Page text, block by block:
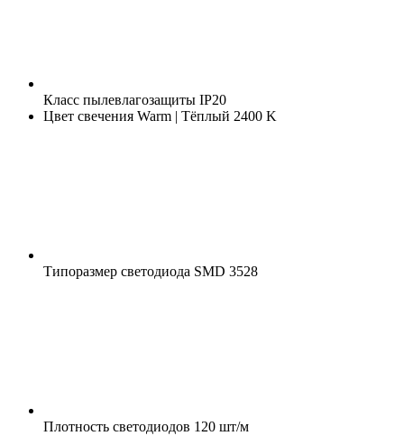
Класс пылевлагозащиты IP20
Цвет свечения Warm | Тёплый 2400 K
Типоразмер светодиода SMD 3528
Плотность светодиодов 120 шт/м